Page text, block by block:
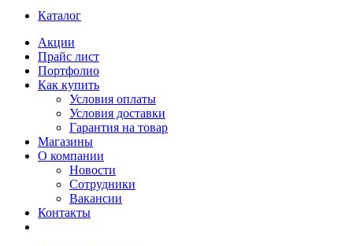
Каталог
Акции
Прайс лист
Портфолио
Как купить
Условия оплаты
Условия доставки
Гарантия на товар
Магазины
О компании
Новости
Сотрудники
Вакансии
Контакты